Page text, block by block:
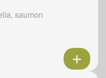
saumon